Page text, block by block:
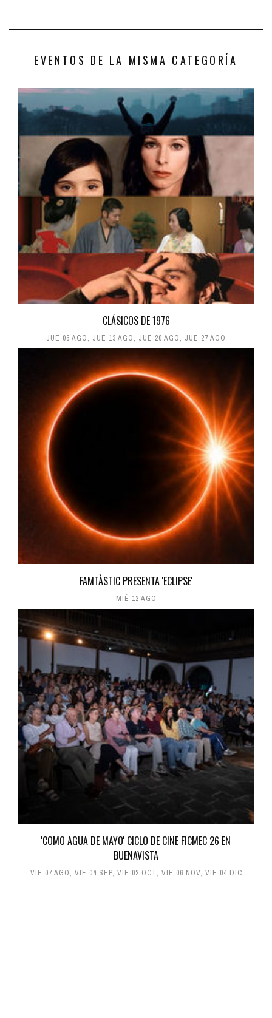
EVENTOS DE LA MISMA CATEGORÍA
CLÁSICOS DE 1976
JUE 06 AGO, JUE 13 AGO, JUE 20 AGO, JUE 27 AGO
FAMTÀSTIC PRESENTA 'ECLIPSE'
MIÉ 12 AGO
'COMO AGUA DE MAYO' CICLO DE CINE FICMEC 26 EN
BUENAVISTA
VIE 07 AGO, VIE 04 SEP, VIE 02 OCT, VIE 06 NOV, VIE 04 DIC